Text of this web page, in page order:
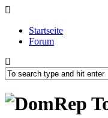
Startseite
Forum